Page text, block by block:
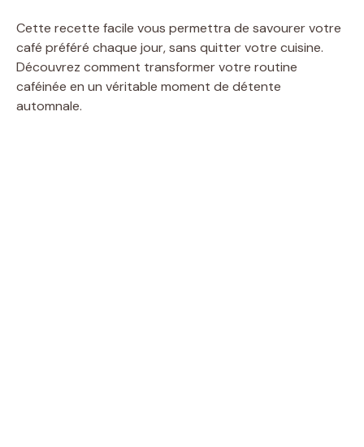
Cette recette facile vous permettra de savourer votre
café préféré chaque jour, sans quitter votre cuisine.
Découvrez comment transformer votre routine
caféinée en un véritable moment de détente
automnale.